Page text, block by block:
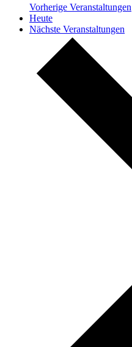
Vorherige Veranstaltungen
Heute
Nächste Veranstaltungen